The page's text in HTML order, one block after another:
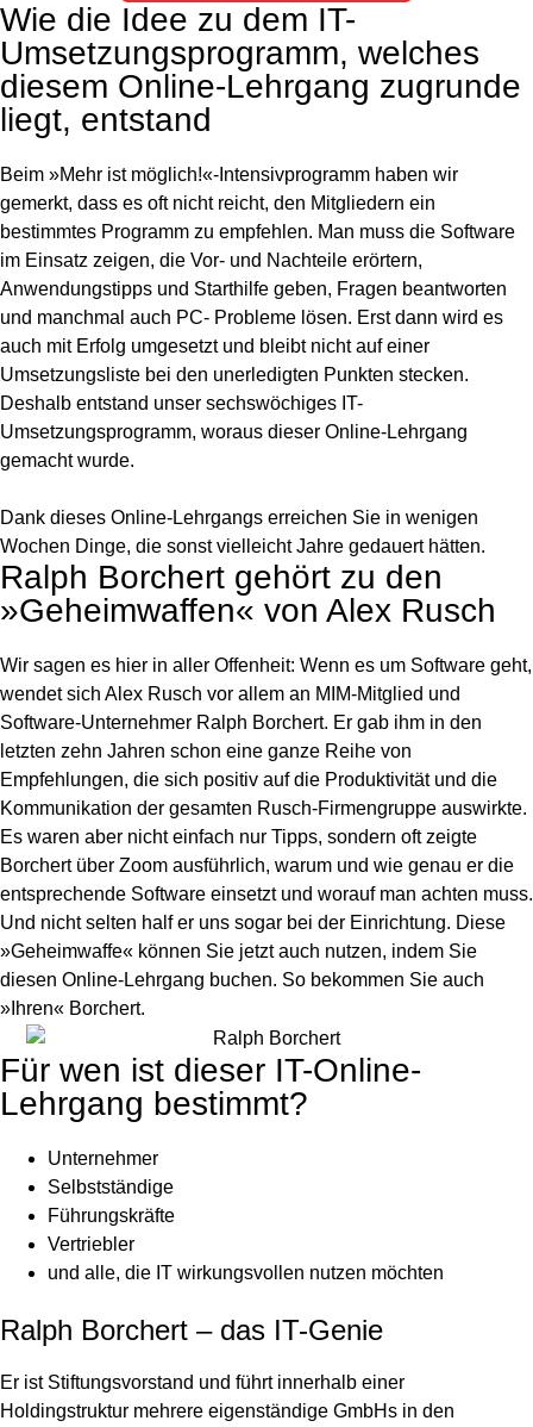
Wie die Idee zu dem IT-
Umsetzungsprogramm, welches
diesem Online-Lehrgang zugrunde
liegt, entstand
Beim »Mehr ist möglich!«-Intensivprogramm haben wir
gemerkt, dass es oft nicht reicht, den Mitgliedern ein
bestimmtes Programm zu empfehlen. Man muss die Software
im Einsatz zeigen, die Vor- und Nachteile erörtern,
Anwendungstipps und Starthilfe geben, Fragen beantworten
und manchmal auch PC- Probleme lösen. Erst dann wird es
auch mit Erfolg umgesetzt und bleibt nicht auf einer
Umsetzungsliste bei den unerledigten Punkten stecken.
Deshalb entstand unser sechswöchiges IT-
Umsetzungsprogramm, woraus dieser Online-Lehrgang
gemacht wurde.
Dank dieses Online-Lehrgangs erreichen Sie in wenigen
Wochen Dinge, die sonst vielleicht Jahre gedauert hätten.
Ralph Borchert gehört zu den
»Geheimwaffen« von Alex Rusch
Wir sagen es hier in aller Offenheit: Wenn es um Software geht,
wendet sich Alex Rusch vor allem an MIM-Mitglied und
Software-Unternehmer Ralph Borchert. Er gab ihm in den
letzten zehn Jahren schon eine ganze Reihe von
Empfehlungen, die sich positiv auf die Produktivität und die
Kommunikation der gesamten Rusch-Firmengruppe auswirkte.
Es waren aber nicht einfach nur Tipps, sondern oft zeigte
Borchert über Zoom ausführlich, warum und wie genau er die
entsprechende Software einsetzt und worauf man achten muss.
Und nicht selten half er uns sogar bei der Einrichtung. Diese
»Geheimwaffe« können Sie jetzt auch nutzen, indem Sie
diesen Online-Lehrgang buchen. So bekommen Sie auch
»Ihren« Borchert.
Für wen ist dieser IT-Online-
Lehrgang bestimmt?
Unternehmer
Selbstständige
Führungskräfte
Vertriebler
und alle, die IT wirkungsvollen nutzen möchten
Ralph Borchert – das IT-Genie
Er ist Stiftungsvorstand und führt innerhalb einer
Holdingstruktur mehrere eigenständige GmbHs in den